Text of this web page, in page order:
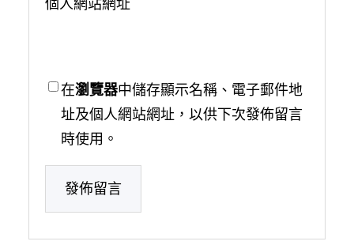
在瀏覽器中儲存顯示名稱、電子郵件地
址及個人網站網址，以供下次發佈留言
時使用。